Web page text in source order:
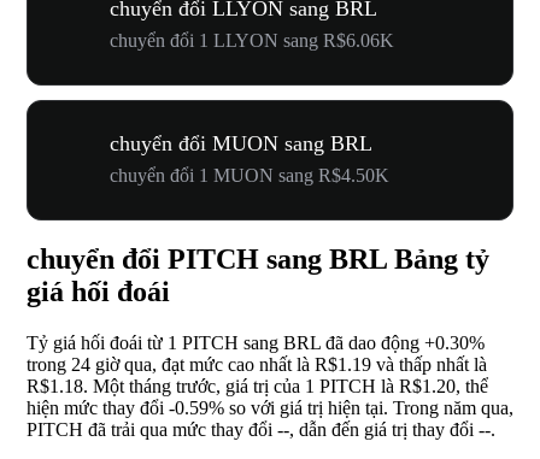
chuyển đổi LLYON sang BRL
chuyển đổi 1 LLYON sang R$6.06K
chuyển đổi MUON sang BRL
chuyển đổi 1 MUON sang R$4.50K
chuyển đổi PITCH sang BRL Bảng tỷ
giá hối đoái
Tỷ giá hối đoái từ 1 PITCH sang BRL đã dao động +0.30%
trong 24 giờ qua, đạt mức cao nhất là R$1.19 và thấp nhất là
R$1.18. Một tháng trước, giá trị của 1 PITCH là R$1.20, thể
hiện mức thay đổi -0.59% so với giá trị hiện tại. Trong năm qua,
PITCH đã trải qua mức thay đổi --, dẫn đến giá trị thay đổi --.